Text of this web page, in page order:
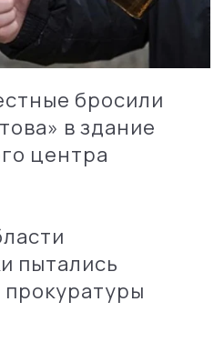
бросили
в здание
центра
пытались